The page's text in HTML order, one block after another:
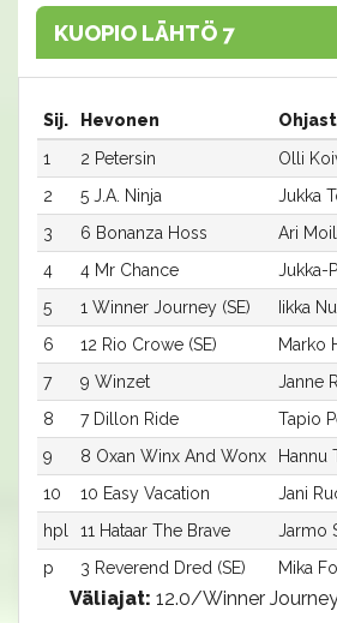
KUOPIO LÄHTÖ 7
Sij. Hevonen
1
2 Petersin Olli
2
5 J.A. Ninja Jukka
3
6 Bonanza Hoss Ari
4
4 Mr Chance Jukka-
5
1 Winner Journey (SE) Iikka
6
12 Rio Crowe (SE) Marko
7
9 Winzet Janne
8
7 Dillon Ride Tapio
9
8 Oxan Winx And Wonx Hannu
10
10 Easy Vacation Jani
hpl
11 Hataar The Brave Jarmo
p
3 Reverend Dred (SE) Mika
Väliajat: 12.0/Winner